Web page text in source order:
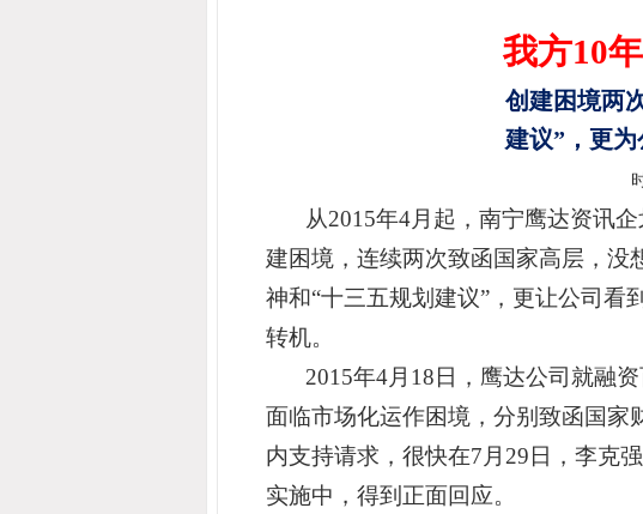
我方10
创建困境两
建议”，更
从2015年4月起，南宁鹰达资讯
建困境，连续两次致函国家高层，没
神和“十三五规划建议”，更让公司看
转机。
2015年4月18日，鹰达公司 就融
面临市场化运作困境，分别致函国家
内支持请求，很快在7月29日，李克
实施中，得到正面回应。